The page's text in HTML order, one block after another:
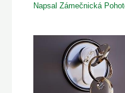
NapsalZámečnická